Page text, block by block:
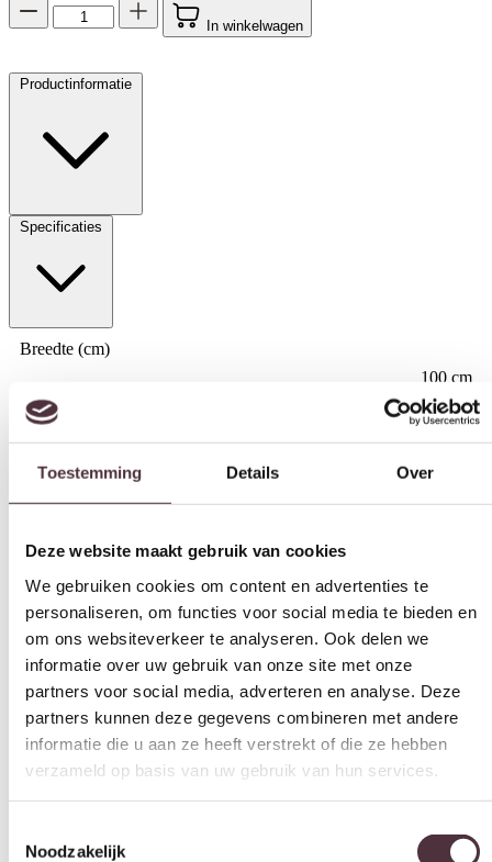
Deze website maakt gebruik van cookies
We gebruiken cookies om content en advertenties te
om ons websiteverkeer te analyseren. Ook delen we
informatie over uw gebruik van onze site met onze
partners voor social media, adverteren en analyse. Deze
partners kunnen deze gegevens combineren met andere
informatie die u aan ze heeft verstrekt of die ze hebben
verzameld op basis van uw gebruik van hun services.
Toestemmingsselectie
Noodzakelijk
In winkelwagen
Productinformatie
Specificaties
Breedte (cm)
100 cm
Diepte (cm)
40 cm
Hoogte (cm)
128 cm
Materiaal
Kleur
Tower Living
Legplanken achter de deuren
Ja